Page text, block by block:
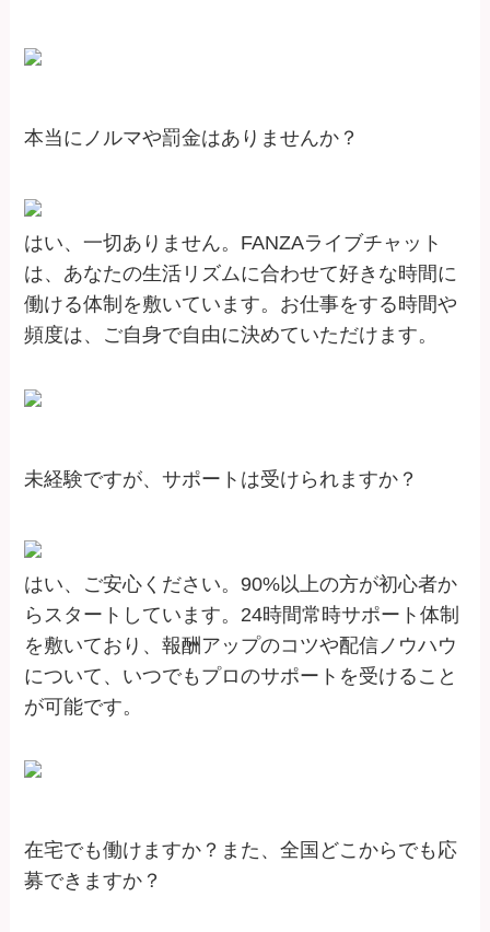
本当にノルマや罰金はありませんか？
はい、一切ありません。FANZAライブチャット
は、あなたの生活リズムに合わせて好きな時間に
働ける体制を敷いています。お仕事をする時間や
頻度は、ご自身で自由に決めていただけます。
未経験ですが、サポートは受けられますか？
はい、ご安心ください。90%以上の方が初心者か
らスタートしています。24時間常時サポート体制
を敷いており、報酬アップのコツや配信ノウハウ
について、いつでもプロのサポートを受けること
が可能です。
在宅でも働けますか？また、全国どこからでも応
募できますか？